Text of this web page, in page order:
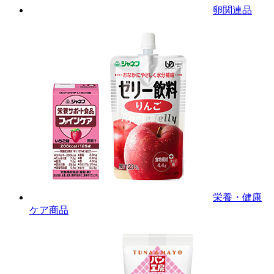
卵関連品
栄養・健康
ケア商品